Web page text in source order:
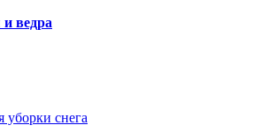
ведра
снега